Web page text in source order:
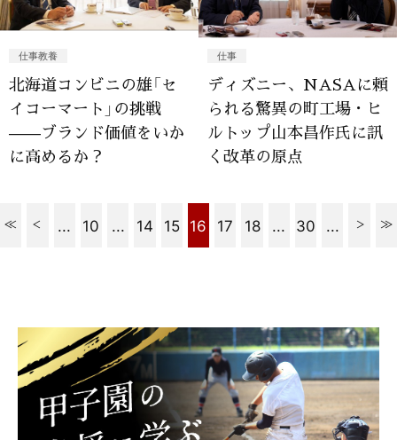
仕事教養
北海道コンビニの雄「セ
イコーマート」の挑戦
——ブランド価値をいか
に高めるか？
仕事
ディズニー、NASAに頼
られる驚異の町工場・ヒ
ルトップ山本昌作氏に訊
く改革の原点
... 10 ... 14 15 16 17 18 ... 30 ...